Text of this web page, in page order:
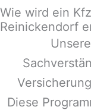
Wie wird ein
Reinickendorf
Diese